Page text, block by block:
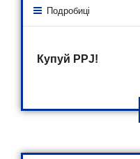
Подробиці
Купуй PPJ!